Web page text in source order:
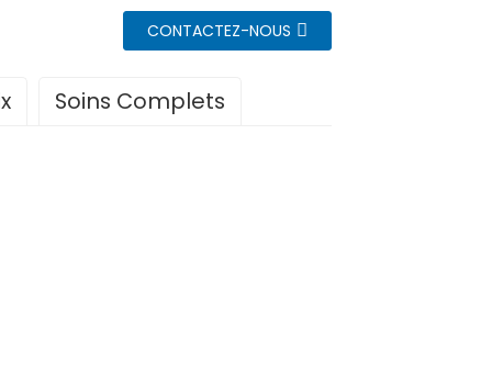
CONTACTEZ-NOUS
Soins Complets
internationaux qui
une expérience